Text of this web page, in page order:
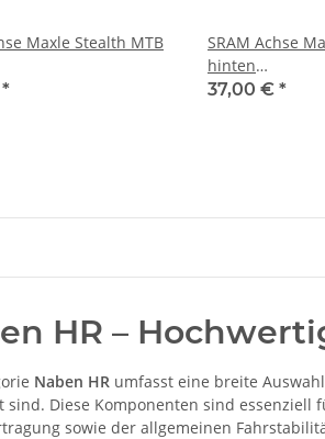
Maxle Stealth MTB
*
SRAM Achse
hinten
37,00 € *
HR –
Naben HR umfasst eine breite
sind. Diese Komponenten sind
sowie der allgemeinen